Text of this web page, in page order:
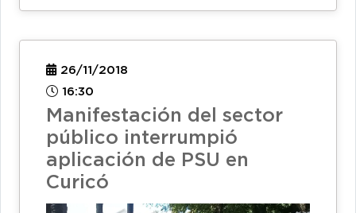
26/11/2018
16:30
Manifestación del sector
público interrumpió
aplicación de PSU en
Curicó